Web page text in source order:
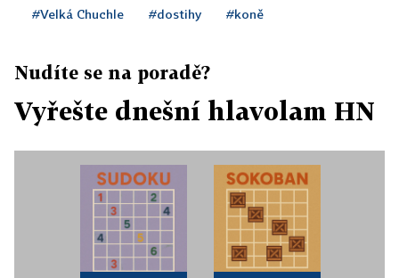
#Velká Chuchle #dostihy #koně
Nudíte se na poradě?
Vyřešte dnešní hlavolam HN